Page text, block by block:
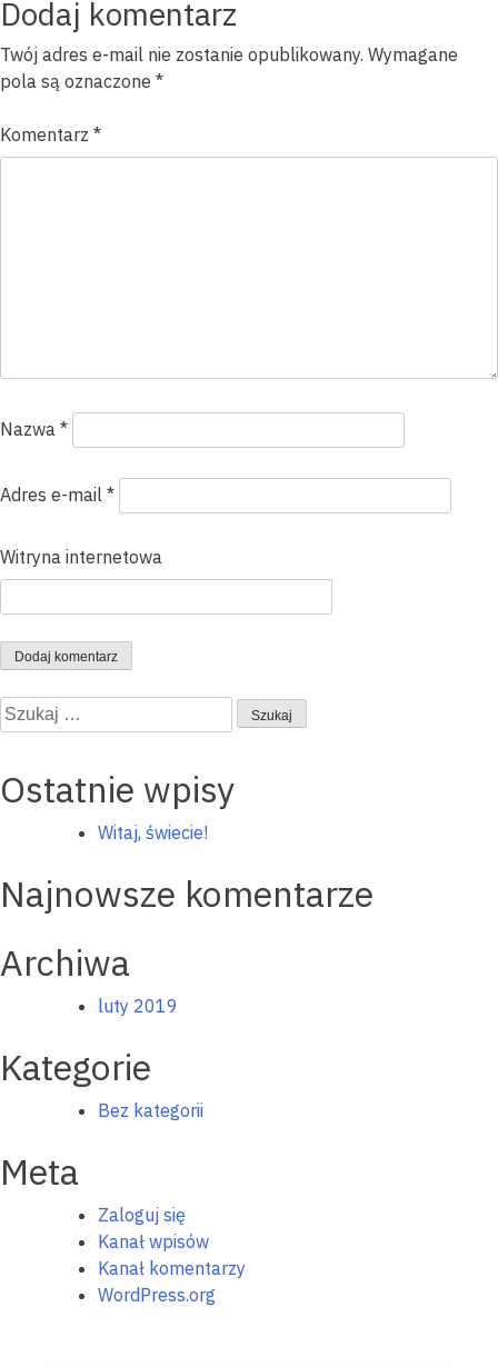
Dodaj komentarz
Twój adres e-mail nie zostanie opublikowany. Wymagane
pola są oznaczone *
Komentarz *
Nazwa *
Adres e-mail *
Witryna internetowa
Szukaj:
Ostatnie wpisy
Witaj, świecie!
Najnowsze komentarze
Archiwa
luty 2019
Kategorie
Bez kategorii
Meta
Zaloguj się
Kanał wpisów
Kanał komentarzy
WordPress.org